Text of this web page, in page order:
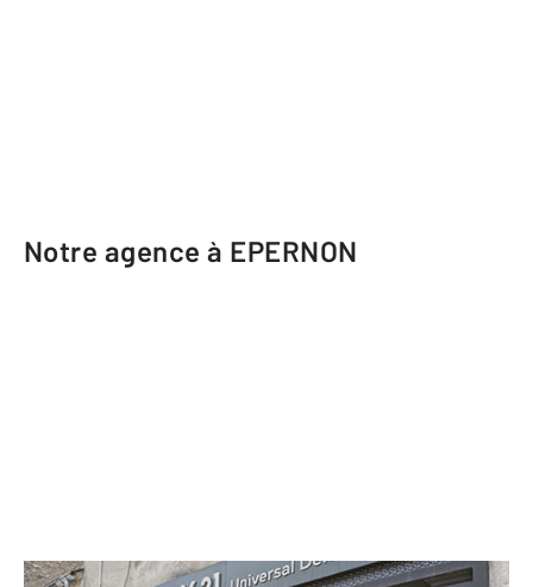
Notre agence à EPERNON